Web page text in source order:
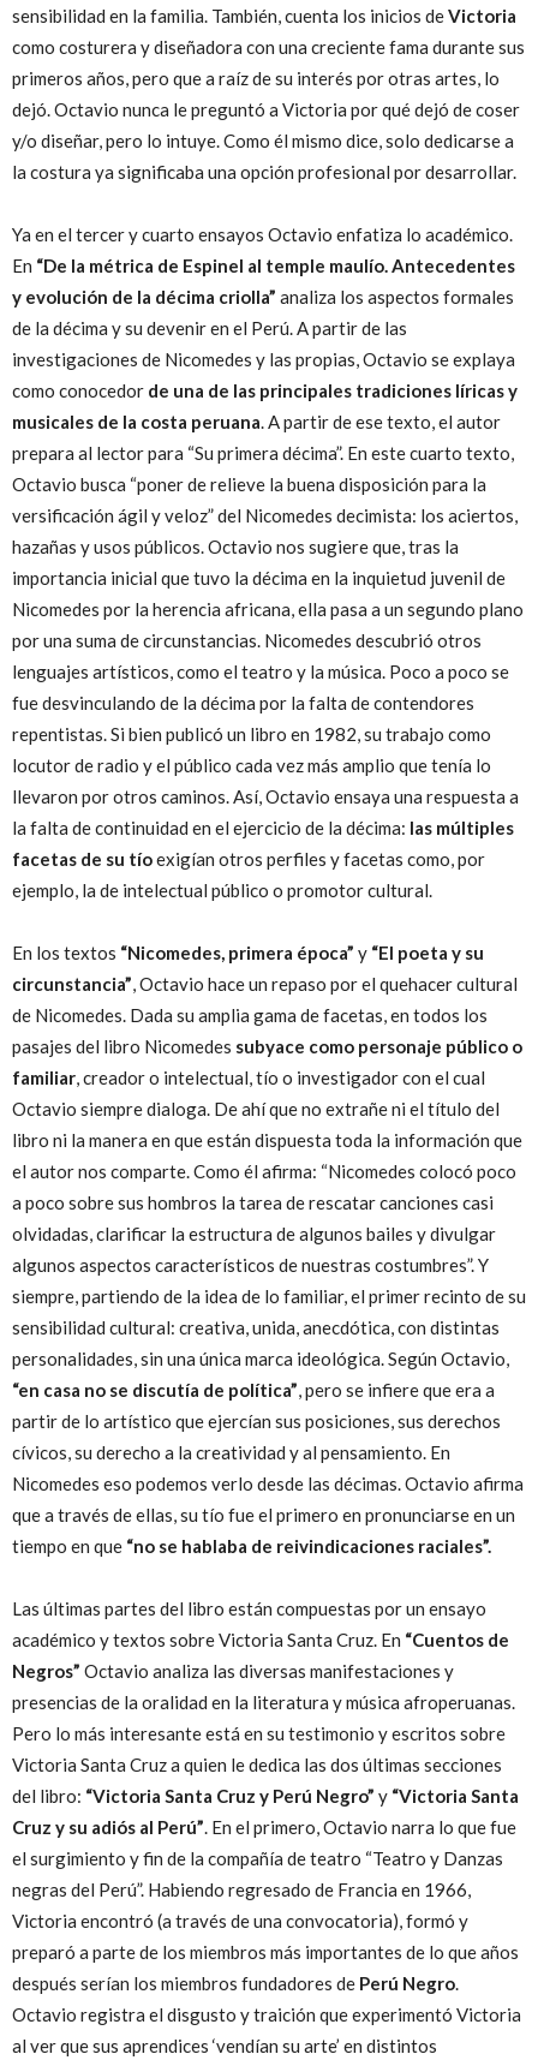
sensibilidad en la familia. También, cuenta los inicios deVictoria
como costurera y diseñadora con una creciente fama durante sus
primeros años, pero que a raíz de su interés por otras artes, lo
dejó. Octavio nunca le preguntó a Victoria por qué dejó de coser
y/o diseñar, pero lo intuye. Como él mismo dice, solo dedicarse a
la costura ya significaba una opción profesional por desarrollar.
Ya en el tercer y cuarto ensayos Octavio enfatiza lo académico.
En “De la métrica de Espinel al temple maulío. Antecedentes
y evolución de la décima criolla” analiza los aspectos formales
de la décima y su devenir en el Perú. A partir de las
investigaciones de Nicomedes y las propias, Octavio se explaya
como conocedor de una de las principales tradiciones líricas y
musicales de la costa peruana . A partir de ese texto, el autor
prepara al lector para “Su primera décima”. En este cuarto texto,
Octavio busca “poner de relieve la buena disposición para la
versificación ágil y veloz” del Nicomedes decimista: los aciertos,
hazañas y usos públicos. Octavio nos sugiere que, tras la
importancia inicial que tuvo la décima en la inquietud juvenil de
Nicomedes por la herencia africana, ella pasa a un segundo plano
por una suma de circunstancias. Nicomedes descubrió otros
lenguajes artísticos, como el teatro y la música. Poco a poco se
fue desvinculando de la décima por la falta de contendores
repentistas. Si bien publicó un libro en 1982, su trabajo como
locutor de radio y el público cada vez más amplio que tenía lo
llevaron por otros caminos. Así, Octavio ensaya una respuesta a
la falta de continuidad en el ejercicio de la décima: las múltiples
facetas de su tíoexigían otros perfiles y facetas como, por
ejemplo, la de intelectual público o promotor cultural.
En los textos “Nicomedes, primera época” y “El poeta y su
circunstancia” , Octavio hace un repaso por el quehacer cultural
de Nicomedes. Dada su amplia gama de facetas, en todos los
pasajes del libro Nicomedes subyace como personaje público o
familiar , creador o intelectual, tío o investigador con el cual
Octavio siempre dialoga. De ahí que no extrañe ni el título del
libro ni la manera en que están dispuesta toda la información que
el autor nos comparte. Como él afirma: “Nicomedes colocó poco
a poco sobre sus hombros la tarea de rescatar canciones casi
olvidadas, clarificar la estructura de algunos bailes y divulgar
algunos aspectos característicos de nuestras costumbres”. Y
siempre, partiendo de la idea de lo familiar, el primer recinto de su
sensibilidad cultural: creativa, unida, anecdótica, con distintas
personalidades, sin una única marca ideológica. Según Octavio,
“en casa no se discutía de política” , pero se infiere que era a
partir de lo artístico que ejercían sus posiciones, sus derechos
cívicos, su derecho a la creatividad y al pensamiento. En
Nicomedes eso podemos verlo desde las décimas. Octavio afirma
que a través de ellas, su tío fue el primero en pronunciarse en un
tiempo en que “no se hablaba de reivindicaciones raciales”.
Las últimas partes del libro están compuestas por un ensayo
académico y textos sobre Victoria Santa Cruz. En “Cuentos de
Negros” Octavio analiza las diversas manifestaciones y
presencias de la oralidad en la literatura y música afroperuanas.
Pero lo más interesante está en su testimonio y escritos sobre
Victoria Santa Cruz a quien le dedica las dos últimas secciones
del libro: “Victoria Santa Cruz y Perú Negro” y “Victoria Santa
Cruz y su adiós al Perú” . En el primero, Octavio narra lo que fue
el surgimiento y fin de la compañía de teatro “Teatro y Danzas
negras del Perú”. Habiendo regresado de Francia en 1966,
Victoria encontró (a través de una convocatoria), formó y
preparó a parte de los miembros más importantes de lo que años
después serían los miembros fundadores de Perú Negro
Octavio registra el disgusto y traición que experimentó Victoria
al ver que sus aprendices ‘vendían su arte’ en distintos